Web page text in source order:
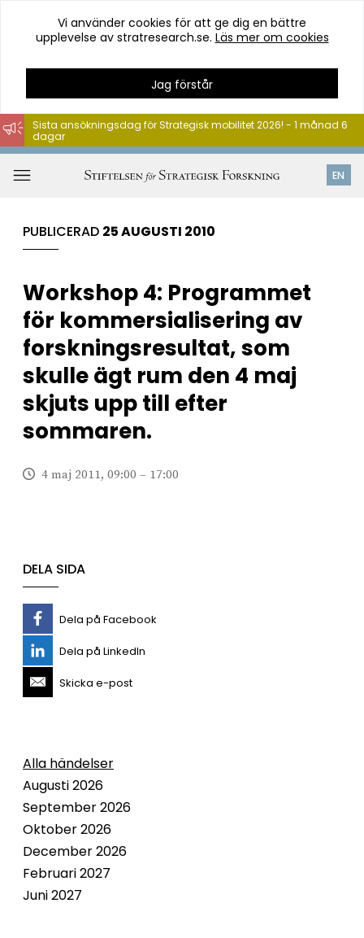
Hoppa
till
innehåll
Vi använder cookies för att ge dig en bättre
upplevelse av stratresearch.se. Läs mer om cookies
Jag förstår
EN
Sista ansökningsdag för Strategisk mobilitet 2026! - 1 månad 6
dagar
PUBLICERAD 25 AUGUSTI 2010
Workshop 4: Programmet
för kommersialisering av
forskningsresultat, som
skulle ägt rum den 4 maj
skjuts upp till efter
sommaren.
4 maj 2011, 09:00 – 17:00
DELA SIDA
Dela på Facebook
Dela på LinkedIn
Skicka e-post
Alla händelser
Augusti 2026
September 2026
Oktober 2026
December 2026
Februari 2027
Juni 2027